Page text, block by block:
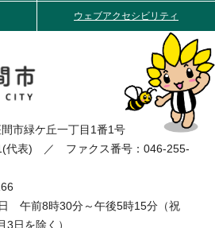
ウェブアクセシビリティ
市緑ケ丘一丁目1番1号
代表) ／ ファクス番号：046-255-
午前8時30分～午後5時15分（祝
3日を除く）